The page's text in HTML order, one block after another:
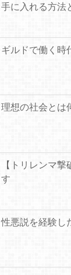
手に入れる方法
ギルドで働く時
理想の社会とは
【トリレンマ
す
性悪説を経験し